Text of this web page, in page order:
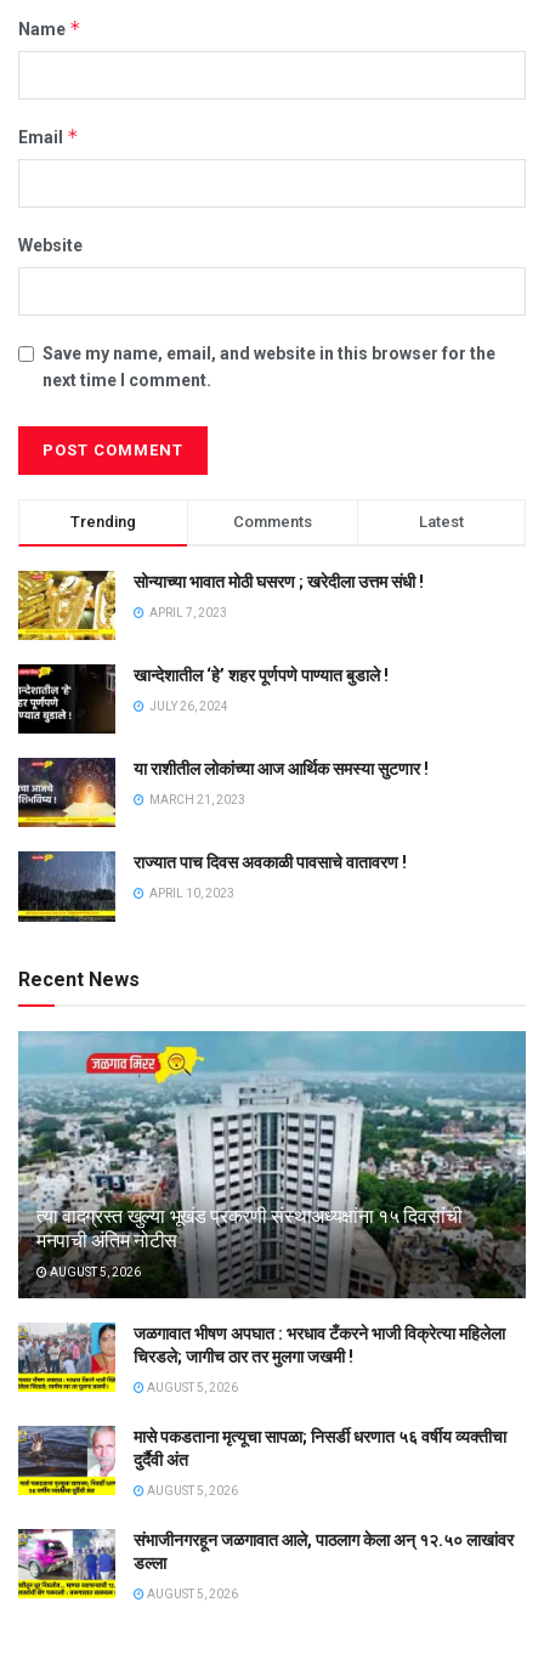
Name *
Email *
Website
Save my name, email, and website in this browser for the
next time I comment.
Trending Comments Latest
सोन्याच्या भावात मोठी घसरण ; खरेदीला उत्तम संधी !
APRIL 7, 2023
खान्देशातील ‘हे’ शहर पूर्णपणे पाण्यात बुडाले !
JULY 26, 2024
या राशीतील लोकांच्या आज आर्थिक समस्या सुटणार !
MARCH 21, 2023
राज्यात पाच दिवस अवकाळी पावसाचे वातावरण !
APRIL 10, 2023
Recent News
त्या वादग्रस्त खुल्या भूखंड प्रकरणी संस्थाअध्यक्षांना १५ दिवसांची
मनपाची अंतिम नोटीस
AUGUST 5, 2026
जळगावात भीषण अपघात : भरधाव टँकरने भाजी विक्रेत्या महिलेला
चिरडले; जागीच ठार तर मुलगा जखमी !
AUGUST 5, 2026
मासे पकडताना मृत्यूचा सापळा; निसर्डी धरणात ५६ वर्षीय व्यक्तीचा
दुर्दैवी अंत
AUGUST 5, 2026
संभाजीनगरहून जळगावात आले, पाठलाग केला अन् १२.५० लाखांवर
डल्ला
AUGUST 5, 2026